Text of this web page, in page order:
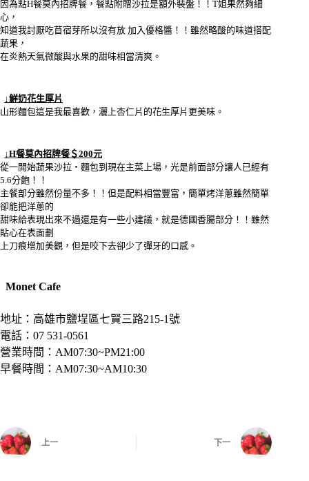
因為點H餐莫內招牌餐，餐點附贈沙拉是額外裝盤！！T姐果然夠細
心，
知道我討厭吃苜宿芽所以沒有放 加入優格醬！！雖然略酸的味道搭配
蔬果，
在炎熱天氣微酸與水果的甜味相當清爽。
↓鮮奶花生厚片
山形麵包這是我最喜歡，灑上杏仁片的花生厚片更美味。
↓H餐莫內招牌餐＄200元
從一開始蔬果沙拉‧麵包到現在主菜上場，光是前面部分讓人已經有
5.6分飽！！
主餐部分雖然份量不多！！但是配料相當豐富，簡單烤洋蔥雖然簡單
卻能把洋蔥的
甜味給表現出來不過還是有一些小建議，就是德國香腸部分！！雖然
貼心在表面劃
上刀痕增加美觀，但是咬下去卻少了彈牙的口感。
Monet Cafe
地址：高雄市鹽埕區七賢三路215-1號
電話：07 531-0561
營業時間：AM07:30~PM21:00
早餐時間：AM07:30~AM10:30
上一 下一